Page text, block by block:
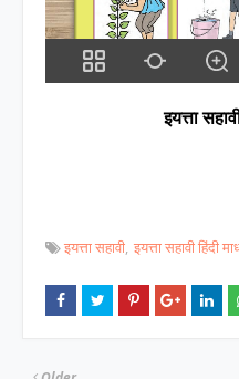
इयत्ता
इयत्ता सहावी इयत्ता सहावी हिंदी